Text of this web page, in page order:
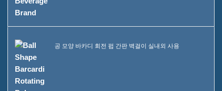
공 모양 바카디 회전 펍 간판 벽걸이 실내외 사용